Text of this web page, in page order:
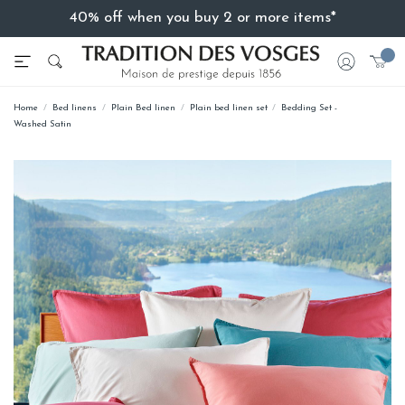
40% off when you buy 2 or more items*
Home Bed linens Plain Bed linen Plain bed linen set
Bedding Set -
Washed Satin